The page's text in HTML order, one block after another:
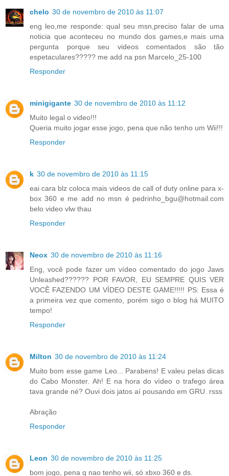
chelo 30 de novembro de 2010 às 11:07
eng leo,me responde: qual seu msn,preciso falar de uma
noticia que aconteceu no mundo dos games,e mais uma
pergunta porque seu videos comentados são tão
espetaculares????? me add na psn Marcelo_25-100
Responder
minigigante 30 de novembro de 2010 às 11:12
Muito legal o video!!!
Queria muito jogar esse jogo, pena que não tenho um Wii!!!
Responder
k 30 de novembro de 2010 às 11:15
eai cara blz coloca mais videos de call of duty online para x-
box 360 e me add no msn é pedrinho_bgu@hotmail.com
belo video vlw thau
Responder
Neox 30 de novembro de 2010 às 11:16
Eng, você pode fazer um vídeo comentado do jogo Jaws
Unleashed?????? POR FAVOR, EU SEMPRE QUIS VER
VOCÊ FAZENDO UM VÍDEO DESTE GAME!!!!! PS: Essa é
a primeira vez que comento, porém sigo o blog há MUITO
tempo!
Responder
Milton 30 de novembro de 2010 às 11:24
Muito bom esse game Leo... Parabens! E valeu pelas dicas
do Cabo Monster. Ah! E na hora do vídeo o trafego área
tava grande né? Ouvi dois jatos aí pousando em GRU. rsss
Abração
Responder
Leon 30 de novembro de 2010 às 11:25
bom jogo, pena q nao tenho wii, só xbxo 360 e ds.